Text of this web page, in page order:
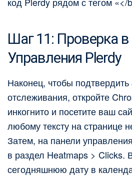
Шаг 11: Проверка
Управления Plerdy
Наконец, чтобы подтвердить
отслеживания, откройте
инкогнито и посетите ваш
любому тексту на странице
Затем, на панели
в раздел Heatmaps > Clicks.
сегодняшнюю дату в